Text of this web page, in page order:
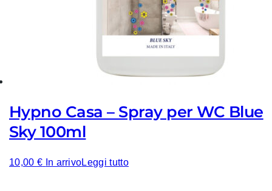
Hypno Casa – Spray per WC Blue
Sky 100ml
10,00 € In arrivoLeggi tutto